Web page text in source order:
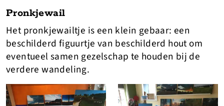
Pronkjewail
Het pronkjewailtje is een klein gebaar: een
beschilderd figuurtje van beschilderd hout om
eventueel samen gezelschap te houden bij de
verdere wandeling.